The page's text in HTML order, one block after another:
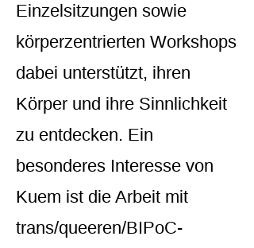
Einzelsitzungen sowie
körperzentrierten Workshops
dabei unterstützt, ihren
Körper und ihre Sinnlichkeit
zu entdecken. Ein
besonderes Interesse von
Kuem ist die Arbeit mit
trans/queeren/BIPoC-